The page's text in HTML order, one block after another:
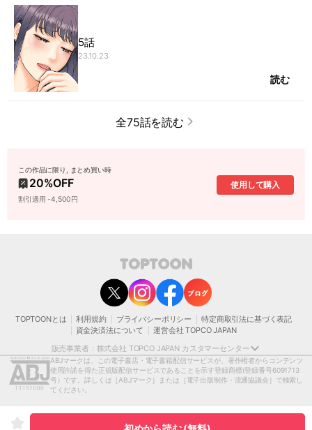
5話
23.10.23
読む
全75話を読む
この作品に限り, まとめ買い時
20%OFF
割引適用 -4,500円
使用して購入
TOPTOONとは 利用規約 プライバシーポリシー
特定商取引法に基づく表記
資金決済法について
運営会社 TOPCO JAPAN
販売事業者：株式会社 TOPCO JAPAN カスタマーセンター
contact@toptoon.jp
カスタマーセンター受付時間 10：30～13：00、14：00～18：30（土・日・祝日は
除く）
営業時間外にいただいたお問い合わせは、翌営業日以降にご対応いたしますことをご
了承ください。
モバイルやパソコンの迷惑メール対策等により、弊社からお送りするメールが正しく
届かない場合がございます。
受信できるよう設定をお願い申し上げます。
@toptoon.jp
著作権者または当社の許諾を得ずにコンテンツの一部または全部を 複製、転載、送
信、放送、配布、貸与、翻訳、変造することは、 著作権侵害となり、著作権法に基づ
ABJマークは、この電子書店・電子書籍配信サービスが、著作権者からコンテンツ
使用許諾を得た正規版配信サービスであることを示す登録商標(登録番号6091713
号）です。詳しくは［ABJマーク］または［電子出版制作・流通協議会］で検索し
てください。